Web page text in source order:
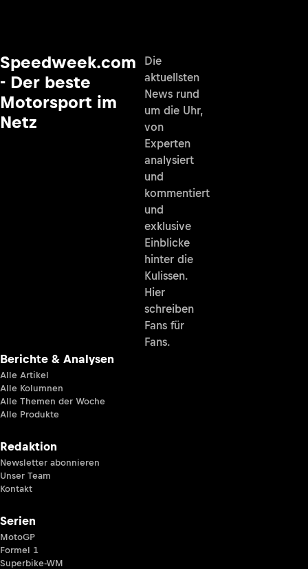
Speedweek.com
- Der beste
Motorsport im
Netz
Die
aktuellsten
News rund
um die Uhr,
von
Experten
analysiert
und
kommentiert
und
exklusive
Einblicke
hinter die
Kulissen.
Hier
schreiben
Fans für
Fans.
Berichte & Analysen
Alle Artikel
Alle Kolumnen
Alle Themen der Woche
Alle Produkte
Redaktion
Newsletter abonnieren
Unser Team
Kontakt
Serien
MotoGP
Formel 1
Superbike-WM